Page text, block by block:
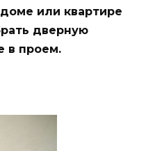
или квартире
дверную
в проем.